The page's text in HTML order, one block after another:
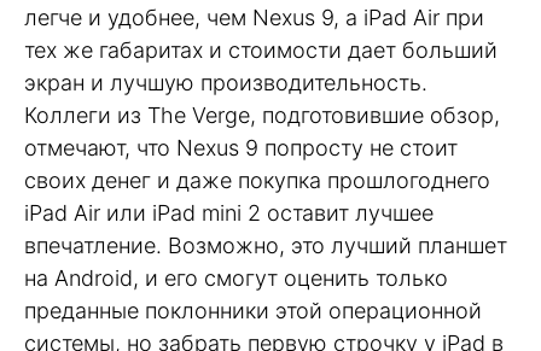
легче и удобнее, чем Nexus 9, а iPad Air при
тех же габаритах и стоимости дает больший
экран и лучшую производительность.
Коллеги из The Verge, подготовившие обзор,
отмечают, что Nexus 9 попросту не стоит
своих денег и даже покупка прошлогоднего
iPad Air или iPad mini 2 оставит лучшее
впечатление. Возможно, это лучший планшет
на Android, и его смогут оценить только
преданные поклонники этой операционной
системы, но забрать первую строчку у iPad в